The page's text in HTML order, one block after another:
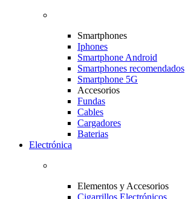
Smartphones
Iphones
Smartphone Android
Smartphones recomendados
Smartphone 5G
Accesorios
Fundas
Cables
Cargadores
Baterias
Electrónica
Elementos y Accesorios
Cigarrillos Electrónicos